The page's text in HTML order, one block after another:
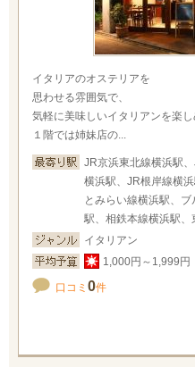
イタリアのオステリアを
思わせる雰囲気で、
気軽に美味しいイタリアンを楽し
１階では姉妹店の...
JR京浜東北線横浜駅
横浜駅、JR根岸線横
とみらい線横浜駅、
駅、相鉄本線横浜駅、
イタリアン
1,000円～1,999円
口コミ 0件